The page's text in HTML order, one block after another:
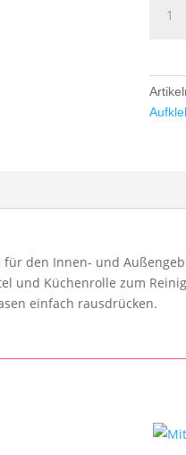
den Innen- und
und Küchenrolle zum
einfach rausdrücken.